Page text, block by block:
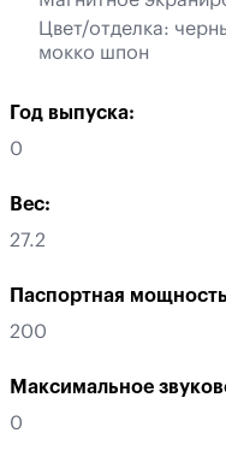
Цвет/отделка:
мокко шпон
Год выпуска:
0
Вес:
27.2
Паспортная
200
Максимальное
0